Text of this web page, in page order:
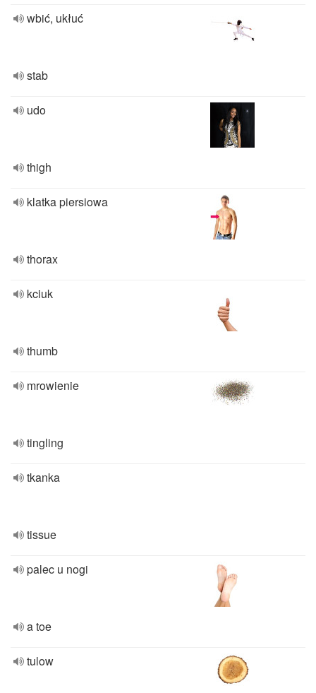
wbić, ukłuć
stab
udo
thigh
klatka piersiowa
thorax
kciuk
thumb
mrowienie
tingling
tkanka
tissue
palec u nogi
a toe
tulow